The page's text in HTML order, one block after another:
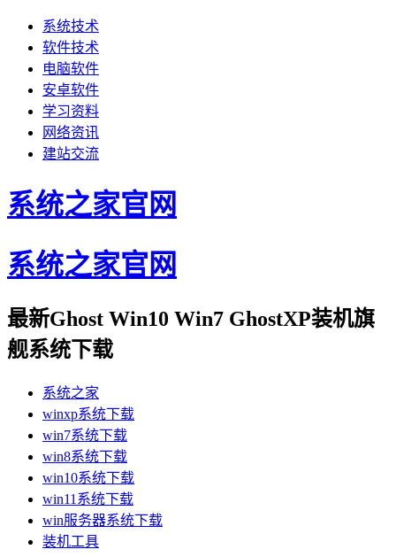
系统技术
软件技术
电脑软件
安卓软件
学习资料
网络资讯
建站交流
系统之家官网
系统之家官网
最新Ghost Win10 Win7 GhostXP装机旗
舰系统下载
系统之家
winxp系统下载
win7系统下载
win8系统下载
win10系统下载
win11系统下载
win服务器系统下载
装机工具